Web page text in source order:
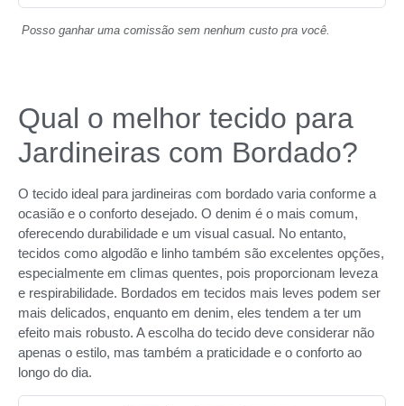
Posso ganhar uma comissão sem nenhum custo pra você.
Qual o melhor tecido para
Jardineiras com Bordado?
O tecido ideal para jardineiras com bordado varia conforme a
ocasião e o conforto desejado. O denim é o mais comum,
oferecendo durabilidade e um visual casual. No entanto,
tecidos como algodão e linho também são excelentes opções,
especialmente em climas quentes, pois proporcionam leveza
e respirabilidade. Bordados em tecidos mais leves podem ser
mais delicados, enquanto em denim, eles tendem a ter um
efeito mais robusto. A escolha do tecido deve considerar não
apenas o estilo, mas também a praticidade e o conforto ao
longo do dia.